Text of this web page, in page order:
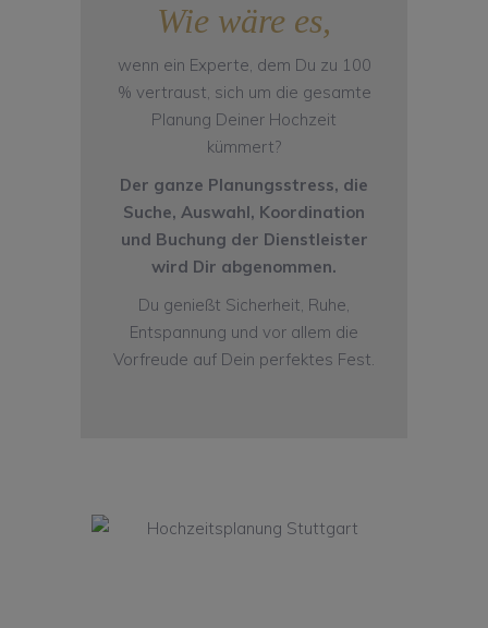
Wie wäre es,
wenn ein Experte, dem Du zu 100
% vertraust, sich um die gesamte
Planung Deiner Hochzeit
kümmert?
Der ganze Planungsstress, die
Suche, Auswahl, Koordination
und Buchung der Dienstleister
wird Dir abgenommen.
Du genießt Sicherheit, Ruhe,
Entspannung und vor allem die
Vorfreude auf Dein perfektes Fest.